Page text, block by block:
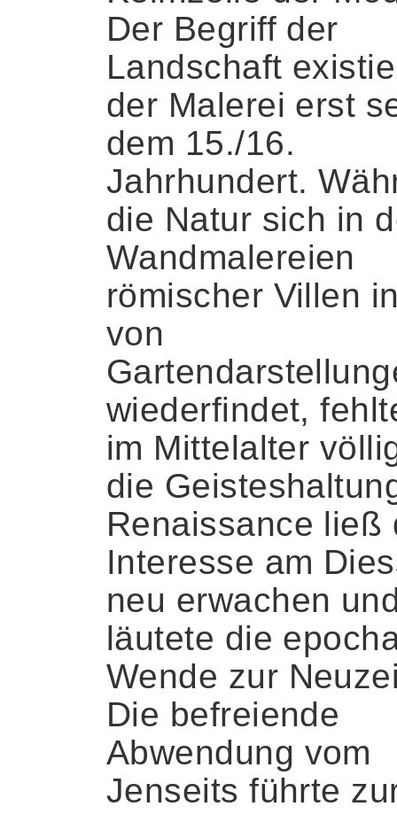
Der Begriff der
Landschaft
der Malerei erst
dem 15./16.
Jahrhundert.
die Natur sich in
Wandmalereien
römischer Villen
von
wiederfindet,
im Mittelalter
die
Renaissance ließ
Interesse am
neu erwachen
läutete die
Wende zur
Die befreiende
Abwendung vom
Jenseits führte